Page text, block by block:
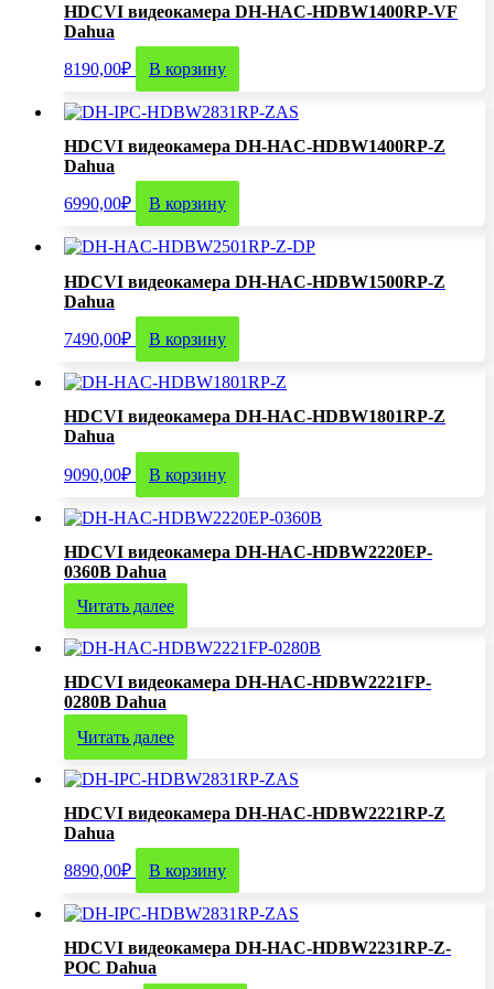
HDCVI видеокамера DH-HAC-HDBW1400RP-VF
Dahua
8190,00₽ В корзину
HDCVI видеокамера DH-HAC-HDBW1400RP-Z
Dahua
6990,00₽ В корзину
HDCVI видеокамера DH-HAC-HDBW1500RP-Z
Dahua
7490,00₽ В корзину
HDCVI видеокамера DH-HAC-HDBW1801RP-Z
Dahua
9090,00₽ В корзину
HDCVI видеокамера DH-HAC-HDBW2220EP-
0360B Dahua
Читать далее
HDCVI видеокамера DH-HAC-HDBW2221FP-
0280B Dahua
Читать далее
HDCVI видеокамера DH-HAC-HDBW2221RP-Z
Dahua
8890,00₽ В корзину
HDCVI видеокамера DH-HAC-HDBW2231RP-Z-
POC Dahua